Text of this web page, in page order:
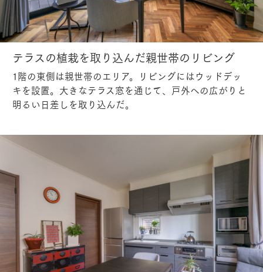
テラスの植栽を取り込んだ親世帯のリビング
1階の東側は親世帯のエリア。リビングにはウッドデッ
キを設置。大きなテラス窓を通じて、戸外への広がりと
明るい日差しを取り込んだ。